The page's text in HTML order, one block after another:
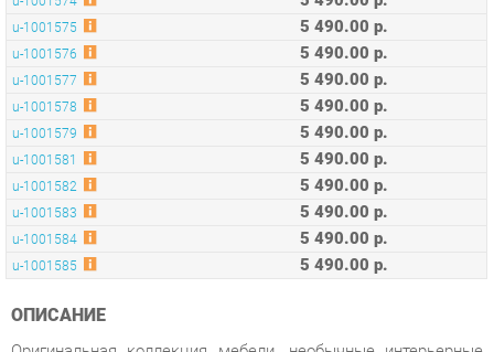
5 490.00 р.
5 490.00 р.
u-1001579 5 490.00 р.
u-1001581 5 490.00 р.
u-1001582 5 490.00 р.
u-1001583 5 490.00 р.
u-1001584 5 490.00 р.
u-1001585 5 490.00 р.
ОПИСАНИЕ
Оригинальная коллекция мебели, необычные интерьерные
современные и качественные материалы, удобная